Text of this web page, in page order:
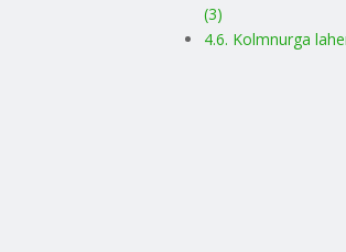
(3)
4.6. Kolmnurga